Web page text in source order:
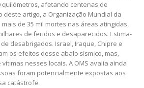
quilómetros, afetando centenas de
deste artigo, a Organização Mundial da
de 35 mil mortes nas áreas atingidas,
de feridos e desaparecidos. Estima-
desabrigados. Israel, Iraque, Chipre e
os efeitos desse abalo sísmico, mas,
nesses locais. A OMS avalia ainda
foram potencialmente expostas aos
catástrofe.